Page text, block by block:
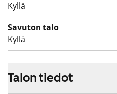
Kyllä
Savuton talo
Kyllä
Talon tiedot